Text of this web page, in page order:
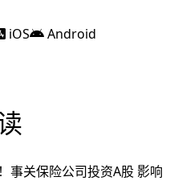
iOS Android
事关保险公司投资A股 影响